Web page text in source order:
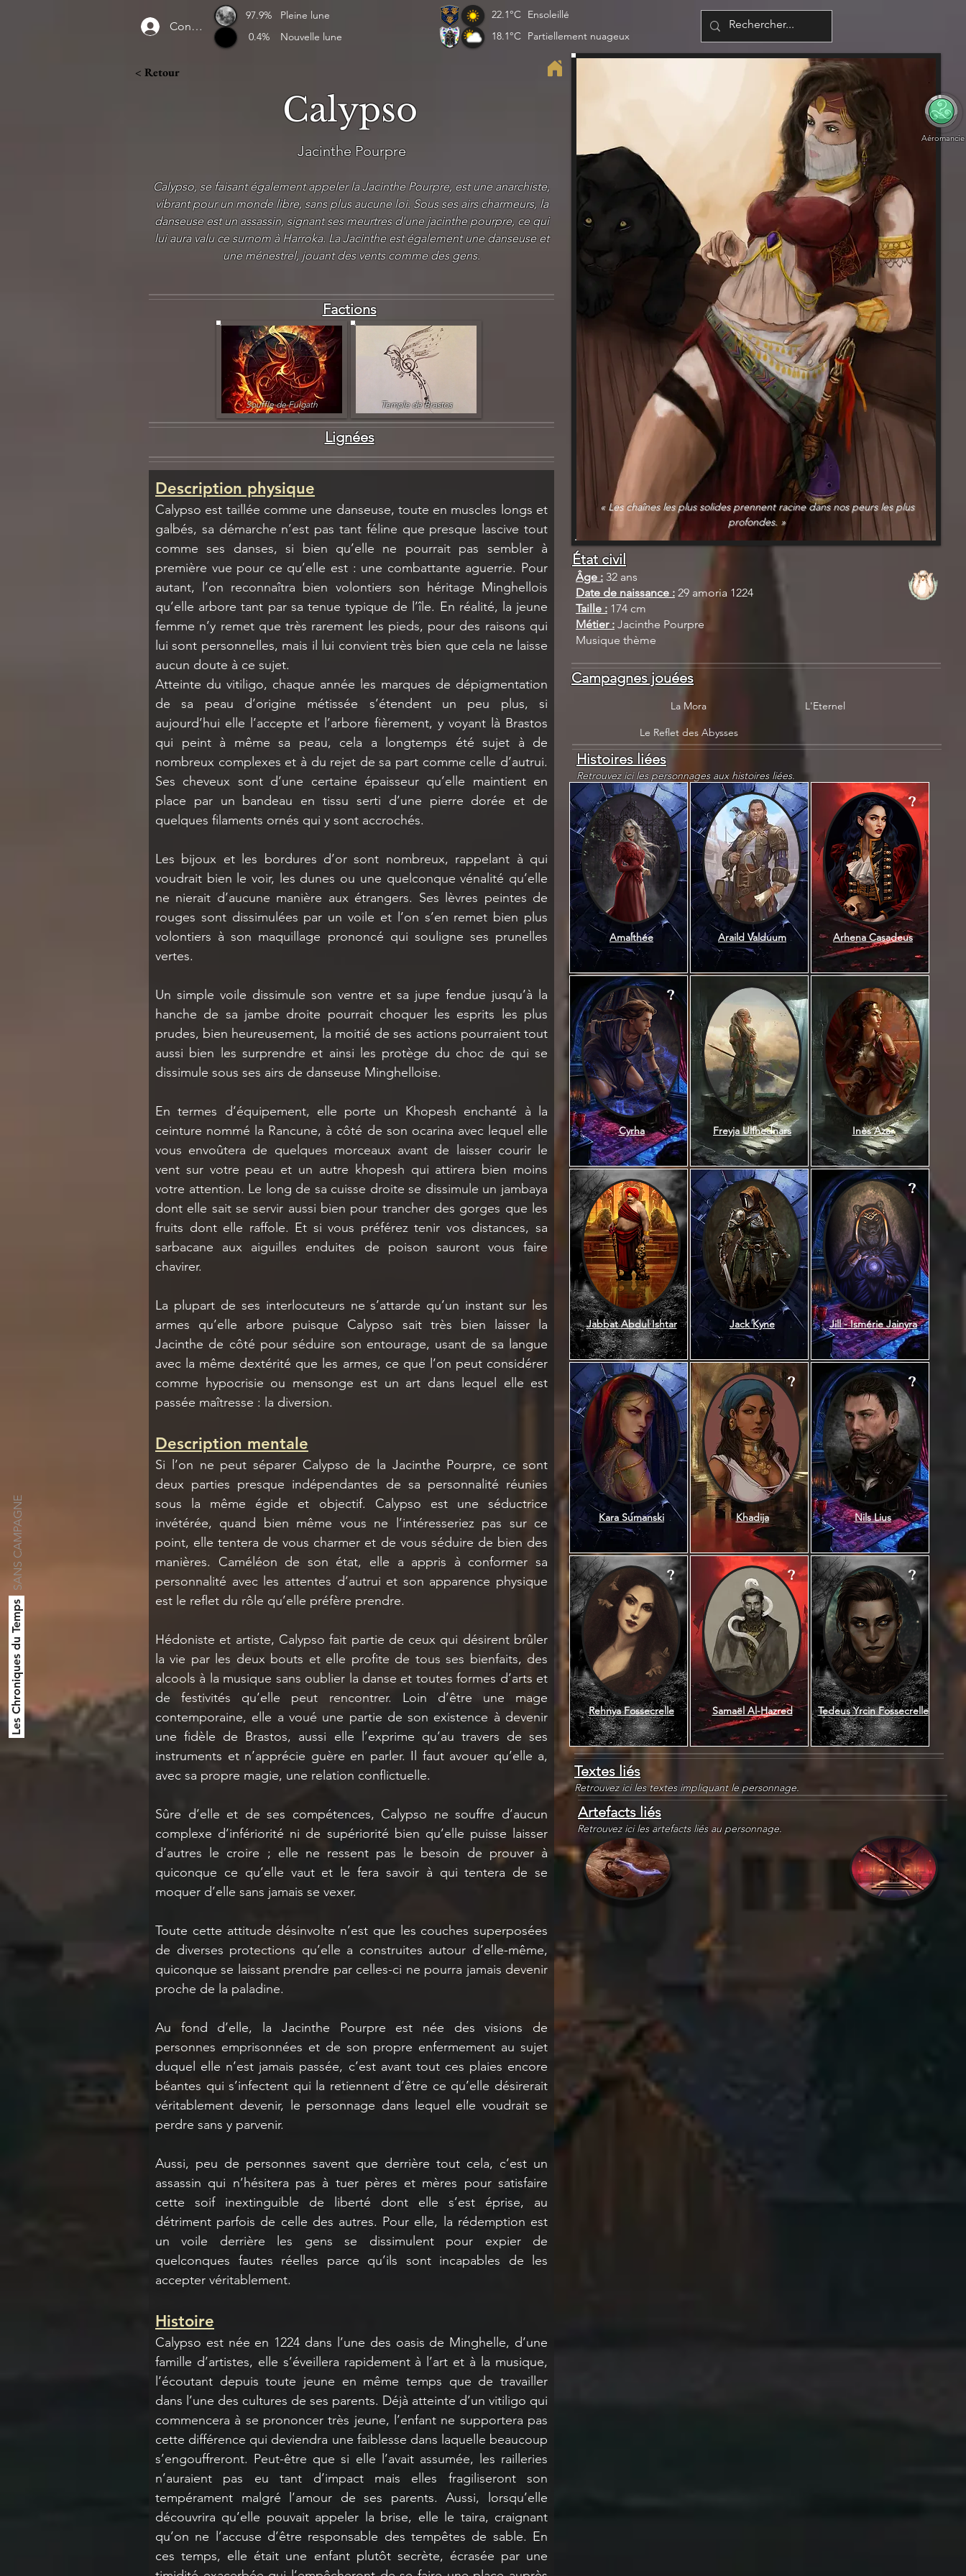
Connexion
97.9%
Pleine lune
0.4%
Nouvelle lune
22.1°C Ensoleillé
18.1°C Partiellement nuageux
Les Chroniques du Temps
SANS CAMPAGNE
< Retour
Calypso
Jacinthe Pourpre
Calypso, se faisant également appeler la Jacinthe Pourpre, est une anarchiste,
vibrant pour un monde libre, sans plus aucune loi. Sous ses airs charmeurs, la
danseuse est un assassin, signant ses meurtres d'une jacinthe pourpre, ce qui
lui aura valu ce surnom à Harroka. La Jacinthe est également une danseuse et
une ménestrel, jouant des vents comme des gens.
Factions
Souffle de Fulgath Temple de Brastos
Lignées
Description physique
Calypso est taillée comme une danseuse, toute en muscles longs et
galbés, sa démarche n’est pas tant féline que presque lascive tout
comme ses danses, si bien qu’elle ne pourrait pas sembler à
première vue pour ce qu’elle est : une combattante aguerrie. Pour
autant, l’on reconnaîtra bien volontiers son héritage Minghellois
qu’elle arbore tant par sa tenue typique de l’île. En réalité, la jeune
femme n’y remet que très rarement les pieds, pour des raisons qui
lui sont personnelles, mais il lui convient très bien que cela ne laisse
aucun doute à ce sujet.
Atteinte du vitiligo, chaque année les marques de dépigmentation
de sa peau d’origine métissée s’étendent un peu plus, si
aujourd’hui elle l’accepte et l’arbore fièrement, y voyant là Brastos
qui peint à même sa peau, cela a longtemps été sujet à de
nombreux complexes et à du rejet de sa part comme celle d’autrui.
Ses cheveux sont d’une certaine épaisseur qu’elle maintient en
place par un bandeau en tissu serti d’une pierre dorée et de
quelques filaments ornés qui y sont accrochés.
Les bijoux et les bordures d’or sont nombreux, rappelant à qui
voudrait bien le voir, les dunes ou une quelconque vénalité qu’elle
ne nierait d’aucune manière aux étrangers. Ses lèvres peintes de
rouges sont dissimulées par un voile et l’on s’en remet bien plus
volontiers à son maquillage prononcé qui souligne ses prunelles
vertes.
Un simple voile dissimule son ventre et sa jupe fendue jusqu’à la
hanche de sa jambe droite pourrait choquer les esprits les plus
prudes, bien heureusement, la moitié de ses actions pourraient tout
aussi bien les surprendre et ainsi les protège du choc de qui se
dissimule sous ses airs de danseuse Minghelloise.
En termes d’équipement, elle porte un Khopesh enchanté à la
ceinture nommé la Rancune, à côté de son ocarina avec lequel elle
vous envoûtera de quelques morceaux avant de laisser courir le
vent sur votre peau et un autre khopesh qui attirera bien moins
votre attention. Le long de sa cuisse droite se dissimule un jambaya
dont elle sait se servir aussi bien pour trancher des gorges que les
fruits dont elle raffole. Et si vous préférez tenir vos distances, sa
sarbacane aux aiguilles enduites de poison sauront vous faire
chavirer.
La plupart de ses interlocuteurs ne s’attarde qu’un instant sur les
armes qu’elle arbore puisque Calypso sait très bien laisser la
Jacinthe de côté pour séduire son entourage, usant de sa langue
avec la même dextérité que les armes, ce que l’on peut considérer
comme hypocrisie ou mensonge est un art dans lequel elle est
passée maîtresse : la diversion.
Description mentale
Si l’on ne peut séparer Calypso de la Jacinthe Pourpre, ce sont
deux parties presque indépendantes de sa personnalité réunies
sous la même égide et objectif. Calypso est une séductrice
invétérée, quand bien même vous ne l’intéresseriez pas sur ce
point, elle tentera de vous charmer et de vous séduire de bien des
manières. Caméléon de son état, elle a appris à conformer sa
personnalité avec les attentes d’autrui et son apparence physique
est le reflet du rôle qu’elle préfère prendre.
Hédoniste et artiste, Calypso fait partie de ceux qui désirent brûler
la vie par les deux bouts et elle profite de tous ses bienfaits, des
alcools à la musique sans oublier la danse et toutes formes d’arts et
de festivités qu’elle peut rencontrer. Loin d’être une mage
contemporaine, elle a voué une partie de son existence à devenir
une fidèle de Brastos, aussi elle l’exprime qu’au travers de ses
instruments et n’apprécie guère en parler. Il faut avouer qu’elle a,
avec sa propre magie, une relation conflictuelle.
Sûre d’elle et de ses compétences, Calypso ne souffre d’aucun
complexe d’infériorité ni de supériorité bien qu’elle puisse laisser
d’autres le croire ; elle ne ressent pas le besoin de prouver à
quiconque ce qu’elle vaut et le fera savoir à qui tentera de se
moquer d’elle sans jamais se vexer.
Toute cette attitude désinvolte n’est que les couches superposées
de diverses protections qu’elle a construites autour d’elle-même,
quiconque se laissant prendre par celles-ci ne pourra jamais devenir
proche de la paladine.
Au fond d’elle, la Jacinthe Pourpre est née des visions de
personnes emprisonnées et de son propre enfermement au sujet
duquel elle n’est jamais passée, c’est avant tout ces plaies encore
béantes qui s’infectent qui la retiennent d’être ce qu’elle désirerait
véritablement devenir, le personnage dans lequel elle voudrait se
perdre sans y parvenir.
Aussi, peu de personnes savent que derrière tout cela, c’est un
assassin qui n’hésitera pas à tuer pères et mères pour satisfaire
cette soif inextinguible de liberté dont elle s’est éprise, au
détriment parfois de celle des autres. Pour elle, la rédemption est
un voile derrière les gens se dissimulent pour expier de
quelconques fautes réelles parce qu’ils sont incapables de les
accepter véritablement.
Histoire
Calypso est née en 1224 dans l’une des oasis de Minghelle, d’une
famille d’artistes, elle s’éveillera rapidement à l’art et à la musique,
l’écoutant depuis toute jeune en même temps que de travailler
dans l’une des cultures de ses parents. Déjà atteinte d’un vitiligo qui
commencera à se prononcer très jeune, l’enfant ne supportera pas
cette différence qui deviendra une faiblesse dans laquelle beaucoup
s’engouffreront. Peut-être que si elle l’avait assumée, les railleries
n’auraient pas eu tant d’impact mais elles fragiliseront son
tempérament malgré l’amour de ses parents. Aussi, lorsqu’elle
découvrira qu’elle pouvait appeler la brise, elle le taira, craignant
qu’on ne l’accuse d’être responsable des tempêtes de sable. En
ces temps, elle était une enfant plutôt secrète, écrasée par une
État civil
Âge : 32 ans
Date de naissance : 29 amoria 1224
Taille : 174 cm
Métier : Jacinthe Pourpre
Musique thème
Campagnes jouées
La Mora
Le Reflet des Abysses
L'Eternel
Histoires liées
Retrouvez ici les personnages aux histoires liées.
Amalthée
?
Cyrha
Jabbat Abdul Ishtar
Kara Sumanski
?
Rehnya Fossecrelle
Araild Valduum
Freyja Ulfhednars
Jack Kyne
?
Khadija
?
Samaël Al-Hazred
?
Arhena Casadeus
Inès Azar
?
Jill - Ismérie Jainyra
?
Nils Lius
?
Tedeus Yrcin Fossecrelle
Textes liés
Retrouvez ici les textes impliquant le personnage.
Artefacts liés
Retrouvez ici les artefacts liés au personnage.
Aéromancie
« Les chaînes les plus solides prennent racine dans nos peurs les plus
profondes. »